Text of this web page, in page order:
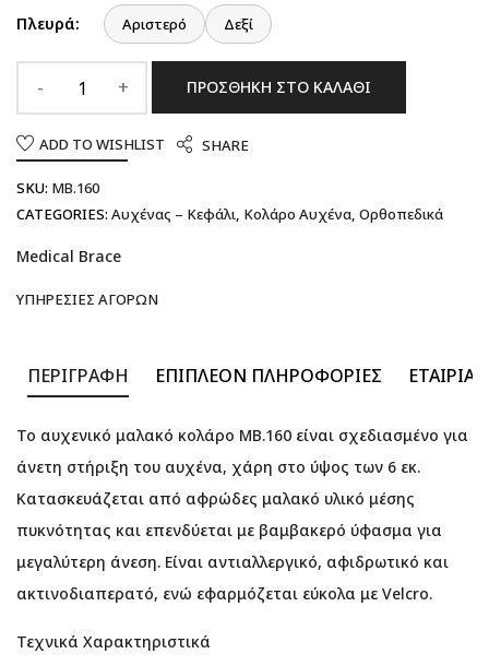
Πλευρά: Αριστερό Δεξί
ΠΡΟΣΘΉΚΗ ΣΤΟ ΚΑΛΆΘΙ
ADD TO WISHLIST SHARE
SKU: MB.160
CATEGORIES: Αυχένας – Κεφάλι, Κολάρο Αυχένα, Ορθοπεδικά
Medical Brace
ΥΠΗΡΕΣΊΕΣ ΑΓΟΡΏΝ
ΠΕΡΙΓΡΑΦΉ ΕΠΙΠΛΈΟΝ ΠΛΗΡΟΦΟΡΊΕΣ ΕΤΑΙΡΊΑ
Το αυχενικό μαλακό κολάρο MB.160 είναι σχεδιασμένο για
άνετη στήριξη του αυχένα, χάρη στο ύψος των 6 εκ.
Κατασκευάζεται από αφρώδες μαλακό υλικό μέσης
πυκνότητας και επενδύεται με βαμβακερό ύφασμα για
μεγαλύτερη άνεση. Είναι αντιαλλεργικό, αφιδρωτικό και
ακτινοδιαπερατό, ενώ εφαρμόζεται εύκολα με Velcro.
Τεχνικά Χαρακτηριστικά